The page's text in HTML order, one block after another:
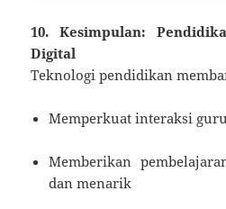
10. Kesimpulan:
Digital
Teknologi pendidikan
Memperkuat interaksi
Memberikan
dan menarik